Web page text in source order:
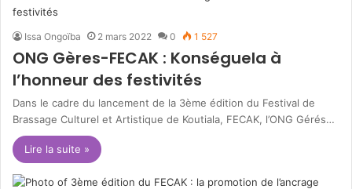
Issa Ongoïba 2 mars 2022 0 1 527
ONG Gères-FECAK : Konséguela à
l’honneur des festivités
Dans le cadre du lancement de la 3ème édition du Festival de
Brassage Culturel et Artistique de Koutiala, FECAK, l’ONG Gérés…
Lire la suite »